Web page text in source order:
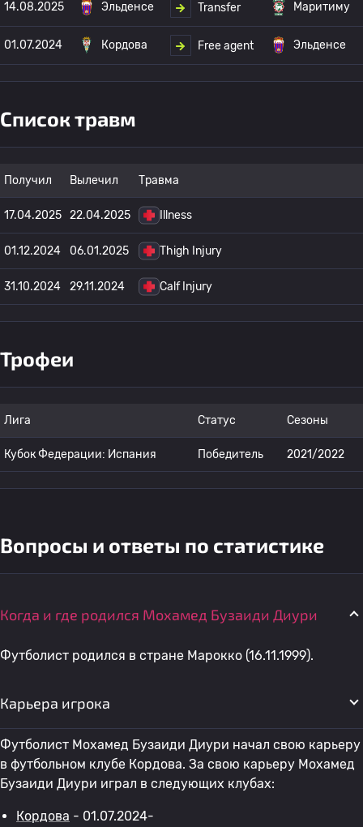
14.08.2025 Эльденсе Transfer Маритиму
01.07.2024 Кордова Free agent Эльденсе
Список травм
Получил Вылечил Травма
17.04.2025 22.04.2025 Illness
01.12.2024 06.01.2025 Thigh Injury
31.10.2024 29.11.2024 Calf Injury
Трофеи
Лига Статус Сезоны
Кубок Федерации: Испания Победитель 2021/2022
Вопросы и ответы по статистике
Когда и где родился Мохамед Бузаиди Диури
Футболист родился в стране Марокко (16.11.1999).
Карьера игрока
Футболист Мохамед Бузаиди Диури начал свою карьеру
в футбольном клубе Кордова. За свою карьеру Мохамед
Бузаиди Диури играл в следующих клубах:
Кордова - 01.07.2024-